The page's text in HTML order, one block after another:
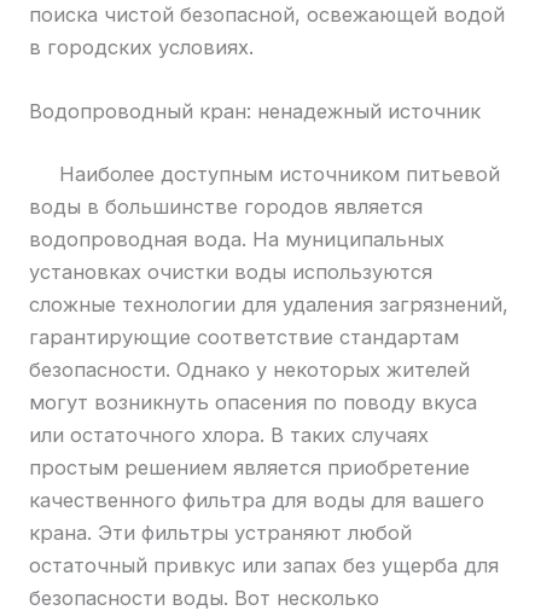
поиска чистой безопасной, освежающей водой
в городских условиях.
Водопроводный кран: ненадежный источник
Наиболее доступным источником питьевой
воды в большинстве городов является
водопроводная вода. На муниципальных
установках очистки воды используются
сложные технологии для удаления загрязнений,
гарантирующие соответствие стандартам
безопасности. Однако у некоторых жителей
могут возникнуть опасения по поводу вкуса
или остаточного хлора. В таких случаях
простым решением является приобретение
качественного фильтра для воды для вашего
крана. Эти фильтры устраняют любой
остаточный привкус или запах без ущерба для
безопасности воды. Вот несколько